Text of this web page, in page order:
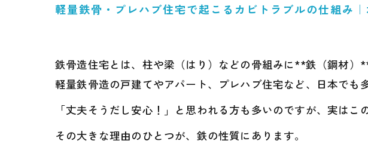
軽量鉄骨・プレハブ住宅で起こるカビトラブルの仕組み
鉄骨造住宅とは、柱や梁（はり）などの骨組みに**鉄（鋼材）
軽量鉄骨造の戸建てやアパート、プレハブ住宅など、日本でも
「丈夫そうだし安心！」と思われる方も多いのですが、実は
その大きな理由のひとつが、鉄の性質にあります。